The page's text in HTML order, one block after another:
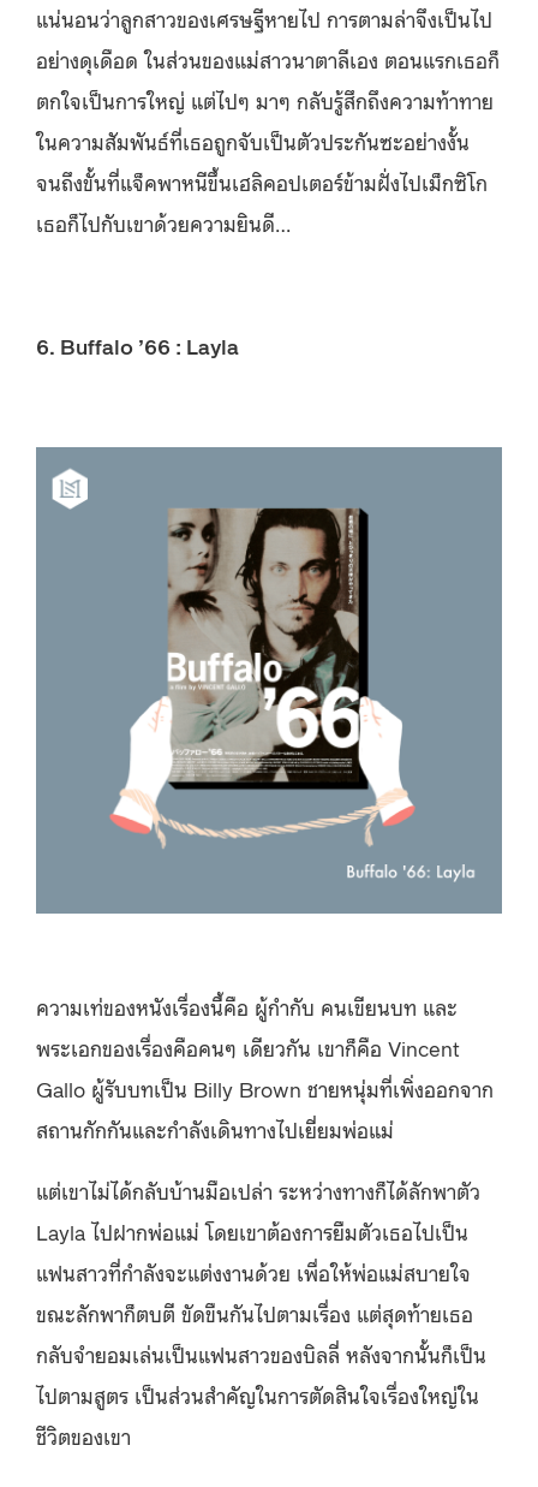
แน่นอนว่าลูกสาวของเศรษฐีหายไป การตามล่าจึงเป็นไป
อย่างดุเดือด ในส่วนของแม่สาวนาตาลีเอง ตอนแรกเธอก็
ตกใจเป็นการใหญ่ แต่ไปๆ มาๆ กลับรู้สึกถึงความท้าทาย
ในความสัมพันธ์ที่เธอถูกจับเป็นตัวประกันซะอย่างงั้น
จนถึงขั้นที่แจ็คพาหนีขึ้นเฮลิคอปเตอร์ข้ามฝั่งไปเม็กซิโก
เธอก็ไปกับเขาด้วยความยินดี…
6. Buffalo ’66 : Layla
ความเท่ของหนังเรื่องนี้คือ ผู้กำกับ คนเขียนบท และ
พระเอกของเรื่องคือคนๆ เดียวกัน เขาก็คือ Vincent
Gallo ผู้รับบทเป็น Billy Brown ชายหนุ่มที่เพิ่งออกจาก
สถานกักกันและกำลังเดินทางไปเยี่ยมพ่อแม่
แต่เขาไม่ได้กลับบ้านมือเปล่า ระหว่างทางก็ได้ลักพาตัว
Layla ไปฝากพ่อแม่ โดยเขาต้องการยืมตัวเธอไปเป็น
แฟนสาวที่กำลังจะแต่งงานด้วย เพื่อให้พ่อแม่สบายใจ
ขณะลักพาก็ตบตี ขัดขืนกันไปตามเรื่อง แต่สุดท้ายเธอ
กลับจำยอมเล่นเป็นแฟนสาวของบิลลี่ หลังจากนั้นก็เป็น
ไปตามสูตร เป็นส่วนสำคัญในการตัดสินใจเรื่องใหญ่ใน
ชีวิตของเขา